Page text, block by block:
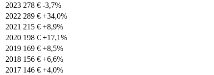
2023 278 € -3,7%
2022 289 € +34,0%
2021 215 € +8,9%
2020 198 € +17,1%
2019 169 € +8,5%
2018 156 € +6,6%
2017 146 € +4,0%